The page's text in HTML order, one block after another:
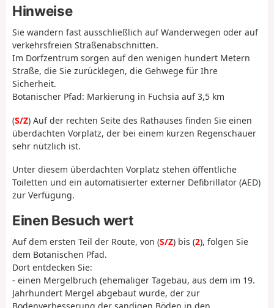
Hinweise
Sie wandern fast ausschließlich auf Wanderwegen oder auf
verkehrsfreien Straßenabschnitten.
Im Dorfzentrum sorgen auf den wenigen hundert Metern
Straße, die Sie zurücklegen, die Gehwege für Ihre
Sicherheit.
Botanischer Pfad: Markierung in Fuchsia auf 3,5 km
(S/Z) Auf der rechten Seite des Rathauses finden Sie einen
überdachten Vorplatz, der bei einem kurzen Regenschauer
sehr nützlich ist.
Unter diesem überdachten Vorplatz stehen öffentliche
Toiletten und ein automatisierter externer Defibrillator (AED)
zur Verfügung.
Einen Besuch wert
Auf dem ersten Teil der Route, von (S/Z) bis (2), folgen Sie
dem Botanischen Pfad.
Dort entdecken Sie:
- einen Mergelbruch (ehemaliger Tagebau, aus dem im 19.
Jahrhundert Mergel abgebaut wurde, der zur